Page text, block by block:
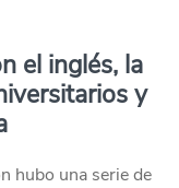
el inglés, la
y
hubo una serie de